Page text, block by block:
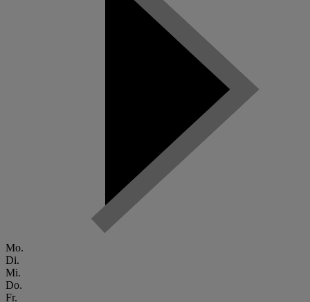
Mo.
Di.
Mi.
Do.
Fr.